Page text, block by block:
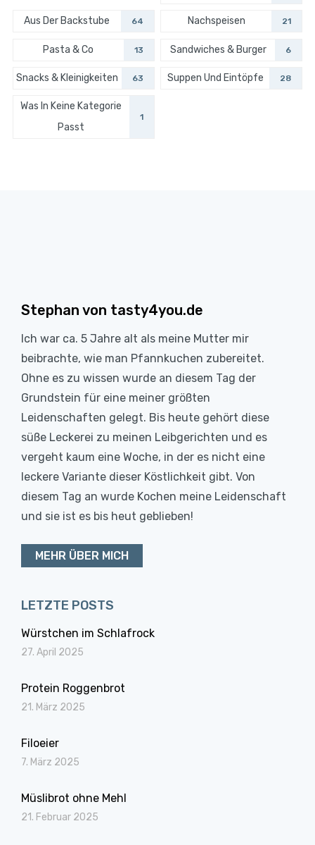
Aus Der Backstube 64 Nachspeisen 21
Pasta & Co 13 Sandwiches & Burger 6
Snacks & Kleinigkeiten 63 Suppen Und Eintöpfe 28
Was In Keine Kategorie
Passt
1
Stephan von tasty4you.de
Ich war ca. 5 Jahre alt als meine Mutter mir
beibrachte, wie man Pfannkuchen zubereitet.
Ohne es zu wissen wurde an diesem Tag der
Grundstein für eine meiner größten
Leidenschaften gelegt. Bis heute gehört diese
süße Leckerei zu meinen Leibgerichten und es
vergeht kaum eine Woche, in der es nicht eine
leckere Variante dieser Köstlichkeit gibt. Von
diesem Tag an wurde Kochen meine Leidenschaft
und sie ist es bis heut geblieben!
MEHR ÜBER MICH
LETZTE POSTS
Würstchen im Schlafrock
27. April 2025
Protein Roggenbrot
21. März 2025
Filoeier
7. März 2025
Müslibrot ohne Mehl
21. Februar 2025